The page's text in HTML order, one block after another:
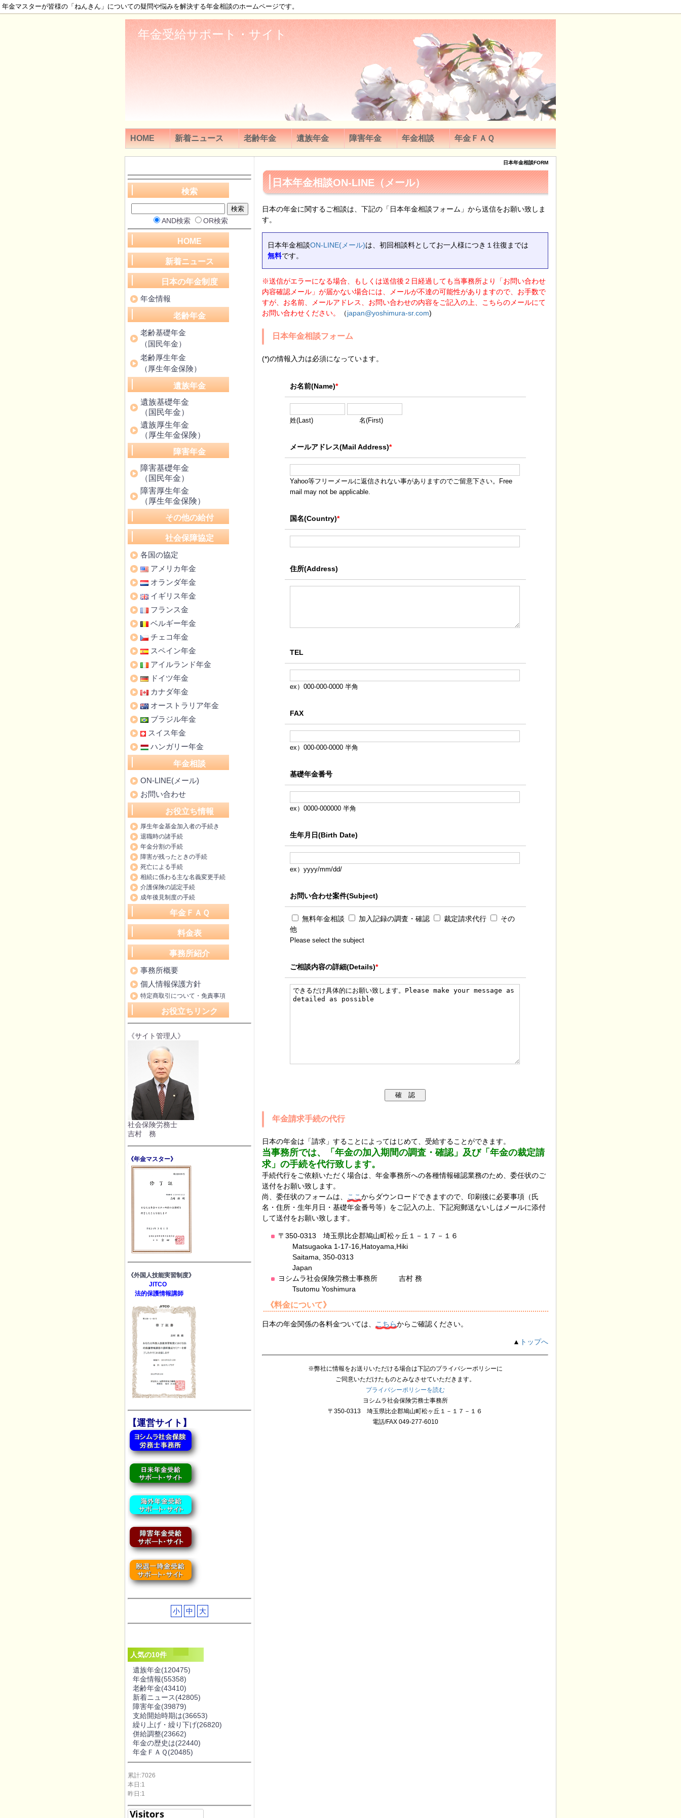
年金マスターが皆様の「ねんきん」についての疑問や悩みを解決する年金相談のホームページです。
年金受給サポート・サイト
HOME 新着ニュース 老齢年金 遺族年金 障害年金 年金相談 年金ＦＡＱ
日本年金相談FORM
日本年金相談ON-LINE（メール）
日本の年金に関するご相談は、下記の「日本年金相談フォーム」から送信をお願い致しま
す。
日本年金相談ON-LINE(メール)は、初回相談料としてお一人様につき１往復までは
無料です。
※送信がエラーになる場合、もしくは送信後２日経過しても当事務所より「お問い合わせ
内容確認メール」が届かない場合には、メールが不達の可能性がありますので、お手数で
すが、お名前、メールアドレス、お問い合わせの内容をご記入の上、こちらのメールにて
お問い合わせください。
（japan@yoshimura-sr.com)
日本年金相談フォーム
(*)の情報入力は必須になっています。
お名前(Name)*
姓(Last) 名(First)
メールアドレス(Mail Address)*
Yahoo等フリーメールに返信されない事がありますのでご留意下さい。Free
mail may not be applicable.
国名(Country)*
住所(Address)
TEL
ex）000-000-0000 半角
FAX
ex）000-000-0000 半角
基礎年金番号
ex）0000-000000 半角
生年月日(Birth Date)
ex）yyyy/mm/dd/
お問い合わせ案件(Subject)
無料年金相談 加入記録の調査・確認 裁定請求代行
その
他
Please select the subject
ご相談内容の詳細(Details)*
年金請求手続の代行
日本の年金は「請求」することによってはじめて、受給することができます。
当事務所では、「年金の加入期間の調査・確認」及び「年金の裁定請
求」の手続を代行致します。
手続代行をご依頼いただく場合は、年金事務所への各種情報確認業務のため、委任状のご
送付をお願い致します。
尚、委任状のフォームは、
ここ からダウンロードできますので、印刷後に必要事項（氏
名・住所・生年月日・基礎年金番号等）をご記入の上、下記宛郵送ないしはメールに添付
して送付をお願い致します。
〒350-0313 埼玉県比企郡鳩山町松ヶ丘１－１７－１６
Matsugaoka 1-17-16,Hatoyama,Hiki
Saitama, 350-0313
Japan
ヨシムラ社会保険労務士事務所 吉村 務
Tsutomu Yoshimura
《料金について》
日本の年金関係の各料金ついては、 こちらからご確認ください。
▲ トップへ
※弊社に情報をお送りいただける場合は下記のプライバシーポリシーに
ご同意いただけたものとみなさせていただきます。
プライバシーポリシーを読む
ヨシムラ社会保険労務士事務所
〒350-0313 埼玉県比企郡鳩山町松ヶ丘１－１７－１６
電話/FAX 049-277-6010
検索
AND検索 OR検索
HOME
新着ニュース
日本の年金制度
年金情報
老齢年金
老齢基礎年金
（国民年金）
老齢厚生年金
（厚生年金保険）
遺族年金
遺族基礎年金
（国民年金）
遺族厚生年金
（厚生年金保険）
障害年金
障害基礎年金
（国民年金）
障害厚生年金
（厚生年金保険）
その他の給付
社会保障協定
各国の協定
アメリカ年金
オランダ年金
イギリス年金
フランス金
ベルギー年金
チェコ年金
スペイン年金
アイルランド年金
ドイツ年金
カナダ年金
オーストラリア年金
ブラジル年金
スイス年金
ハンガリー年金
年金相談
ON-LINE(メール)
お問い合わせ
お役立ち情報
厚生年金基金加入者の手続き
退職時の諸手続
年金分割の手続
障害が残ったときの手続
死亡による手続
相続に係わる主な名義変更手続
介護保険の認定手続
成年後見制度の手続
年金ＦＡＱ
料金表
事務所紹介
事務所概要
個人情報保護方針
特定商取引について・免責事項
お役立ちリンク
《サイト管理人》
社会保険労務士
吉村 務
《年金マスター》
《外国人技能実習制度》
JITCO
法的保護情報講師
【運営サイト】
小 中 大
人気の10件
遺族年金(120475)
年金情報(55358)
老齢年金(43410)
新着ニュース(42805)
障害年金(39879)
支給開始時期は(36653)
繰り上げ・繰り下げ(26820)
併給調整(23662)
年金の歴史は(22440)
年金ＦＡＱ(20485)
累計:7026
本日:1
昨日:1